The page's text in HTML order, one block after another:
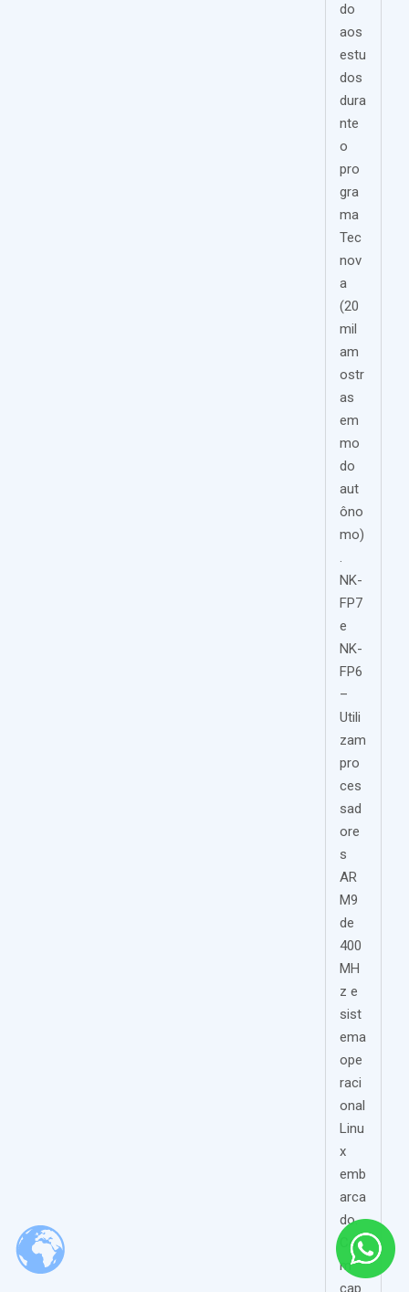
do
aos
estu
dos
dura
nte
o
pro
gra
ma
Tec
nov
a
(20
mil
am
ostr
as
em
mo
do
aut
ôno
mo)
.
NK-
FP7
e
NK-
FP6
–
Utili
zam
pro
ces
sad
ore
s
AR
M9
de
400
MH
z e
sist
ema
ope
raci
onal
Linu
x
emb
arca
do.
Co
m
cap